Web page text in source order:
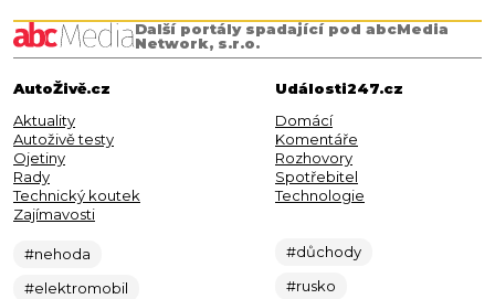
Další portály spadající pod abcMedia
Network, s.r.o.
AutoŽivě.cz
Aktuality
Autoživě testy
Ojetiny
Rady
Technický koutek
Zajímavosti
#nehoda
#elektromobil
Události247.cz
Domácí
Komentáře
Rozhovory
Spotřebitel
Technologie
#důchody
#rusko